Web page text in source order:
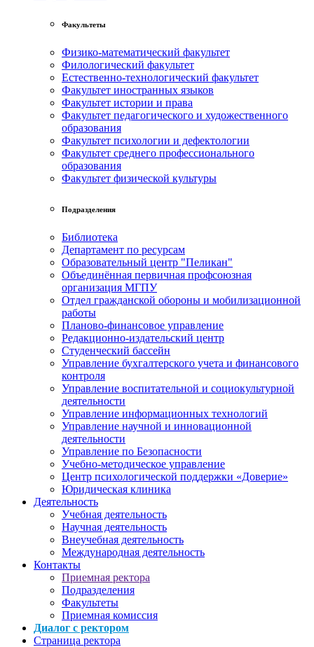
Факультеты
Физико-математический факультет
Филологический факультет
Естественно-технологический факультет
Факультет иностранных языков
Факультет истории и права
Факультет педагогического и художественного
образования
Факультет психологии и дефектологии
Факультет среднего профессионального
образования
Факультет физической культуры
Подразделения
Библиотека
Департамент по ресурсам
Образовательный центр "Пеликан"
Объединённая первичная профсоюзная
организация МГПУ
Отдел гражданской обороны и мобилизационной
работы
Планово-финансовое управление
Редакционно-издательский центр
Студенческий бассейн
Управление бухгалтерского учета и финансового
контроля
Управление воспитательной и социокультурной
деятельности
Управление информационных технологий
Управление научной и инновационной
деятельности
Управление по Безопасности
Учебно-методическое управление
Центр психологической поддержки «Доверие»
Юридическая клиника
Деятельность
Учебная деятельность
Научная деятельность
Внеучебная деятельность
Международная деятельность
Контакты
Приемная ректора
Подразделения
Факультеты
Приемная комиссия
Диалог с ректором
Страница ректора